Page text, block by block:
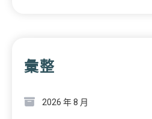
彙整
2026 年 8 月